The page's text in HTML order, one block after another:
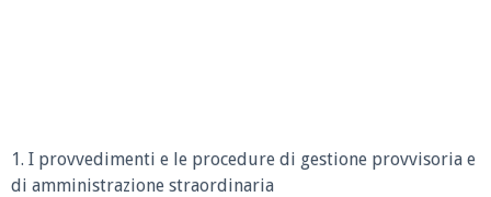
1. I provvedimenti e le procedure di gestione provvisoria e
di amministrazione straordinaria